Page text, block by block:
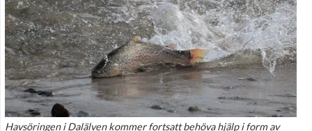
Havsöringen i Dalälven kommer fortsatt behöva hjälp i form av